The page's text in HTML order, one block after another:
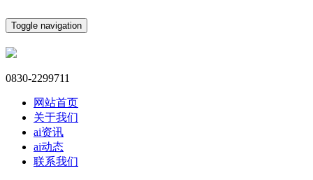
Toggle navigation
0830-2299711
网站首页
关于我们
ai资讯
ai动态
联系我们